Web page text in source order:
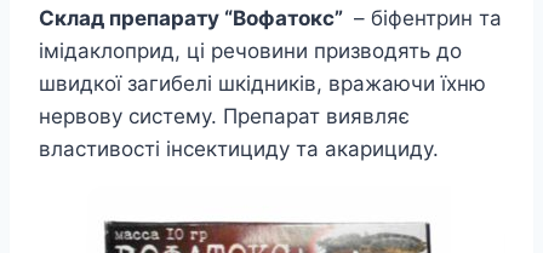
Склад препарату “Вофатокс” – біфентрин та
імідаклоприд, ці речовини призводять до
швидкої загибелі шкідників, вражаючи їхню
нервову систему. Препарат виявляє
властивості інсектициду та акарициду.